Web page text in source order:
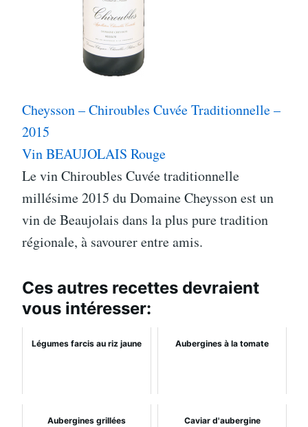
Cheysson – Chiroubles Cuvée Traditionnelle –
2015
Vin BEAUJOLAIS Rouge
Le vin Chiroubles Cuvée traditionnelle
millésime 2015 du Domaine Cheysson est un
vin de Beaujolais dans la plus pure tradition
régionale, à savourer entre amis.
Ces autres recettes devraient
vous intéresser:
Légumes farcis au riz jaune Aubergines à la tomate
Aubergines grillées Caviar d'aubergine